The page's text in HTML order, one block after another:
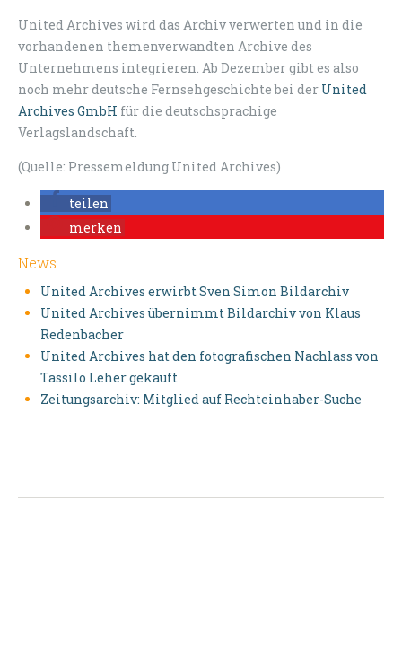
United Archives wird das Archiv verwerten und in die
vorhandenen themenverwandten Archive des
Unternehmens integrieren. Ab Dezember gibt es also
noch mehr deutsche Fernsehgeschichte bei der United
Archives GmbH für die deutschsprachige
Verlagslandschaft.
(Quelle: Pressemeldung United Archives)
teilen
merken
News
United Archives erwirbt Sven Simon Bildarchiv
United Archives übernimmt Bildarchiv von Klaus
Redenbacher
United Archives hat den fotografischen Nachlass von
Tassilo Leher gekauft
Zeitungsarchiv: Mitglied auf Rechteinhaber-Suche